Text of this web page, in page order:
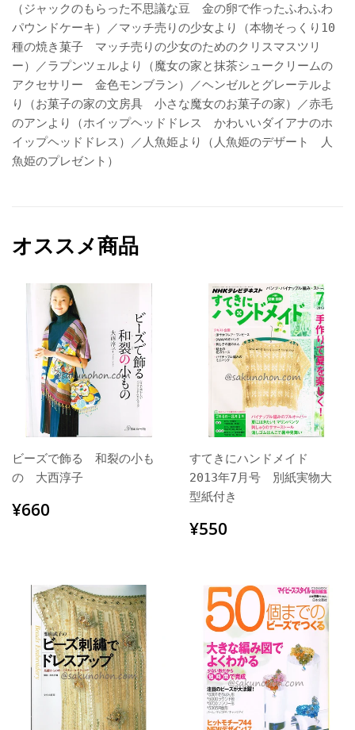
（ジャックのもらった不思議な豆 金の卵で作ったふわふわ
パウンドケーキ）／マッチ売りの少女より（本物そっくり10
種の焼き菓子 マッチ売りの少女のためのクリスマスツリ
ー）／ラプンツェルより（魔女の家と抹茶シュークリームの
アクセサリー 金色モンブラン）／ヘンゼルとグレーテルよ
り（お菓子の家の文房具 小さな魔女のお菓子の家）／赤毛
のアンより（ホイップヘッドドレス かわいいダイアナのホ
イップヘッドドレス）／人魚姫より（人魚姫のデザート 人
魚姫のプレゼント）
オススメ商品
ビーズで飾る 和裂の小も
の 大西淳子
通
常
¥660
すてきにハンドメイド
2013年7月号 別紙実物大
型紙付き
通
常
格
¥550